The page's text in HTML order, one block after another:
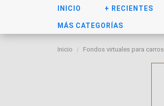
INICIO + RECIENTES
MÁS CATEGORÍAS
Inicio Fondos virtuales para carros